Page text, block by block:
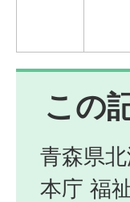
この
青森県
本庁 福